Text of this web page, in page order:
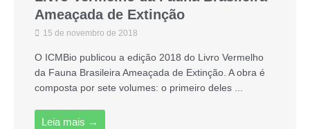
Ameaçada de Extinção
15 de novembro de 2018
O ICMBio publicou a edição 2018 do Livro Vermelho
da Fauna Brasileira Ameaçada de Extinção. A obra é
composta por sete volumes: o primeiro deles ...
Leia mais →